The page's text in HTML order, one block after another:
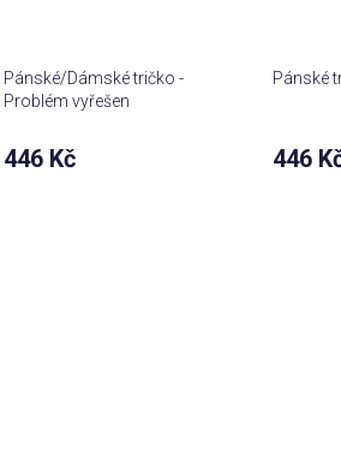
Pánské/Dámské tričko -
Problém vyřešen
446 Kč
Pánské
446